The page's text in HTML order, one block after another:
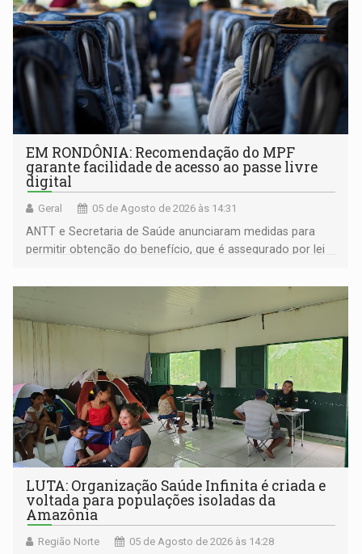
EM RONDÔNIA: Recomendação do MPF
garante facilidade de acesso ao passe livre
digital
Geral 05 de Agosto de 2026 às 14:31
ANTT e Secretaria de Saúde anunciaram medidas para
permitir obtenção do benefício, que é assegurado por lei
LUTA: Organização Saúde Infinita é criada e
voltada para populações isoladas da
Amazônia
Região Norte 05 de Agosto de 2026 às 14:28